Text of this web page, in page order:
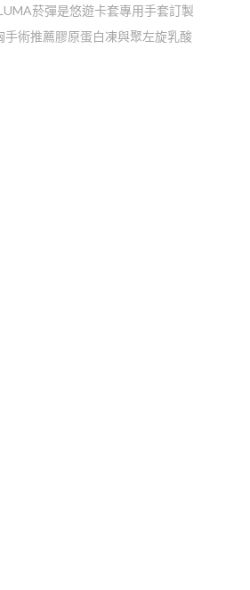
菸彈是悠遊卡套專用手套訂製
手術推薦膠原蛋白凍與聚左旋乳酸